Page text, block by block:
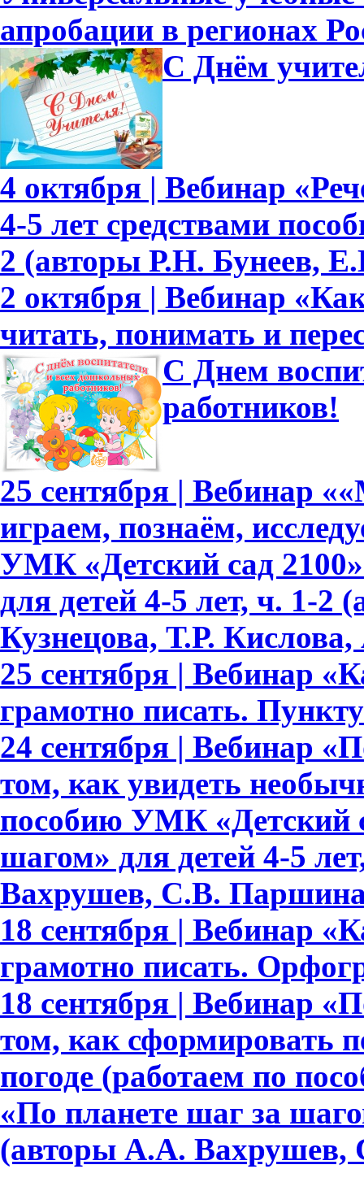
апробации в регионах
С Днём
4 октября | Вебинар
4-5 лет средствами
2 (авторы Р.Н. Бунеев,
2 октября | Вебинар
читать, понимать и
С Днем
работников!
25 сентября | Вебинар
играем, познаём,
УМК «Детский сад
для детей 4-5 лет, ч. 1-
Кузнецова, Т.Р.
25 сентября | Вебинар
грамотно писать.
24 сентября | Вебинар
том, как увидеть
пособию УМК «Детский
шагом» для детей 4-5
Вахрушев, С.В.
18 сентября | Вебинар
грамотно писать.
18 сентября | Вебинар
том, как сформировать
погоде (работаем по
«По планете шаг за
(авторы А.А. Вахрушев,